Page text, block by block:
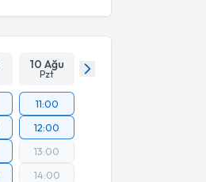
10 Ağu
Pzt
11:00
12:00
13:00
14:00